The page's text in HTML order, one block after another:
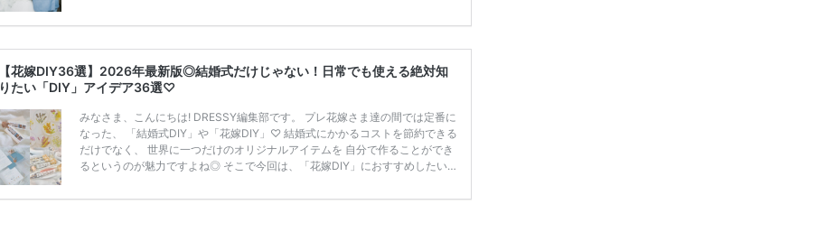
ンペーン特典ランキングを公開！ 比較サイト：プラコレ、ゼクシィ、ハナユ
補を絞れる「ウェディング診断」か、体験型 […]続きを読む
【花嫁DIY36選】2026年最新版◎結婚式だけじゃない！日常でも使える絶対知
りたい「DIY」アイデア36選♡
みなさま、こんにちは! DRESSY編集部です。 プレ花嫁さま達の間では定番に
なった、 「結婚式DIY」や「花嫁DIY」♡ 結婚式にかかるコストを節約できる
だけでなく、 世界に一つだけのオリジナルアイテムを 自分で作ることができ
るというのが魅力ですよね◎ そこで今回は、「花嫁DIY」におすすめしたい
ぜひ最後までcheckして オリジナルアイテムを作ってみてくださいね◎ ＼花